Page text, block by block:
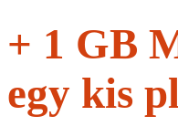
+ 1 GB
egy kis